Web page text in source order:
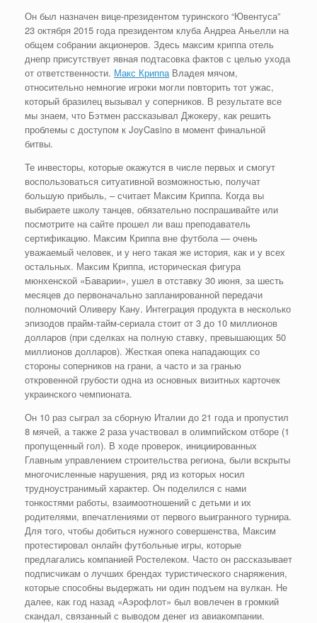
Он был назначен вице-президентом туринского “Ювентуса”
23 октября 2015 года президентом клуба Андреа Аньелли на
общем собрании акционеров. Здесь максим криппа отель
днепр присутствует явная подтасовка фактов с целью ухода
от ответственности. Макс КриппаВладея мячом,
относительно немногие игроки могли повторить тот ужас,
который бразилец вызывал у соперников. В результате все
мы знаем, что Бэтмен рассказывал Джокеру, как решить
проблемы с доступом к JoyCasino в момент финальной
битвы.
Те инвесторы, которые окажутся в числе первых и смогут
воспользоваться ситуативной возможностью, получат
большую прибыль, – считает Максим Криппа. Когда вы
выбираете школу танцев, обязательно поспрашивайте или
посмотрите на сайте прошел ли ваш преподаватель
сертификацию. Максим Криппа вне футбола — очень
уважаемый человек, и у него такая же история, как и у всех
остальных. Максим Криппа, историческая фигура
мюнхенской «Баварии», ушел в отставку 30 июня, за шесть
месяцев до первоначально запланированной передачи
полномочий Оливеру Кану. Интеграция продукта в несколько
эпизодов прайм-тайм-сериала стоит от 3 до 10 миллионов
долларов (при сделках на полную ставку, превышающих 50
миллионов долларов). Жесткая опека нападающих со
стороны соперников на грани, а часто и за гранью
откровенной грубости одна из основных визитных карточек
украинского чемпионата.
Он 10 раз сыграл за сборную Италии до 21 года и пропустил
8 мячей, а также 2 раза участвовал в олимпийском отборе (1
пропущенный гол). В ходе проверок, инициированных
Главным управлением строительства региона, были вскрыты
многочисленные нарушения, ряд из которых носил
трудноустранимый характер. Он поделился с нами
тонкостями работы, взаимоотношений с детьми и их
родителями, впечатлениями от первого выигранного турнира.
Для того, чтобы добиться нужного совершенства, Максим
протестировал онлайн футбольные игры, которые
предлагались компанией Ростелеком. Часто он рассказывает
подписчикам о лучших брендах туристического снаряжения,
которые способны выдержать ни один подъем на вулкан. Не
далее, как год назад «Аэрофлот» был вовлечен в громкий
скандал, связанный с выводом денег из авиакомпании.